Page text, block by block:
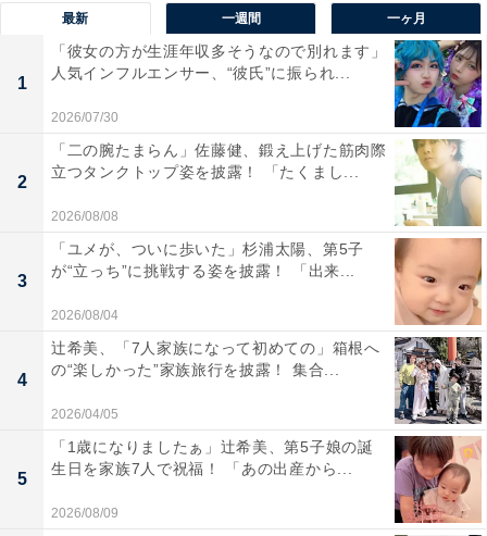
最新 一週間 一ヶ月
1
「彼女の方が生涯年収多そうなので別れます」
人気インフルエンサー、“彼氏”に振られ...
2026/07/30
2
「二の腕たまらん」佐藤健、鍛え上げた筋肉際
立つタンクトップ姿を披露！ 「たくまし...
2026/08/08
3
「ユメが、ついに歩いた」杉浦太陽、第5子
が“立っち”に挑戦する姿を披露！ 「出来...
2026/08/04
4
辻希美、「7人家族になって初めての」箱根へ
の“楽しかった”家族旅行を披露！ 集合...
2026/04/05
5
「1歳になりましたぁ」辻希美、第5子娘の誕
生日を家族7人で祝福！ 「あの出産から...
2026/08/09